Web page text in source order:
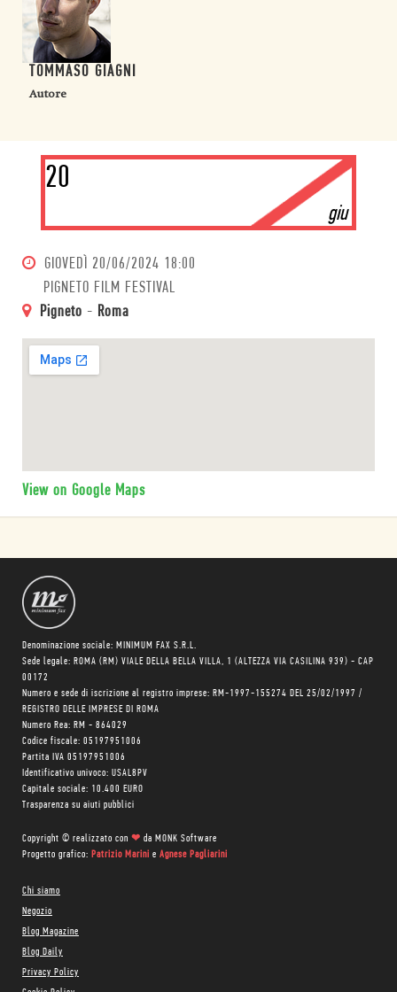
TOMMASO GIAGNI
Autore
20
giu
GIOVEDÌ 20/06/2024 18:00
PIGNETO FILM FESTIVAL
Pigneto - Roma
View on Google Maps
Denominazione sociale: MINIMUM FAX S.R.L.
Sede legale: ROMA (RM) VIALE DELLA BELLA VILLA, 1 (ALTEZZA VIA CASILINA 939) - CAP
00172
Numero e sede di iscrizione al registro imprese: RM-1997-155274 DEL 25/02/1997 /
REGISTRO DELLE IMPRESE DI ROMA
Numero Rea: RM - 864029
Codice fiscale: 05197951006
Partita IVA 05197951006
Identificativo univoco: USAL8PV
Capitale sociale: 10.400 EURO
Trasparenza su aiuti pubblici
Copyright © realizzato con ❤ da MONK Software
Progetto grafico: Patrizio Marini e Agnese Pagliarini
Chi siamo
Negozio
Blog Magazine
Blog Daily
Privacy Policy